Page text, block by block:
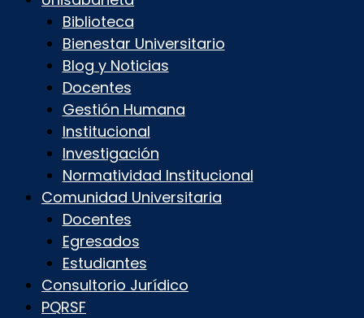
Biblioteca
Bienestar Universitario
Blog y Noticias
Docentes
Gestión Humana
Institucional
Investigación
Normatividad Institucional
Comunidad Universitaria
Docentes
Egresados
Estudiantes
Consultorio Jurídico
PQRSF